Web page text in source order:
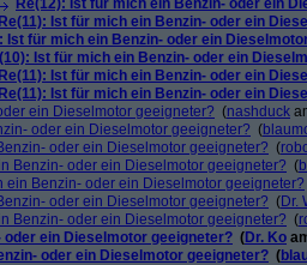
Re(12): Ist für mich ein Benzin- oder ein
Re(11): Ist für mich ein Benzin- oder ein
Ist für mich ein Benzin- oder ein
Ist für mich ein Benzin- oder ein
Re(11): Ist für mich ein Benzin- oder ein
Re(11): Ist für mich ein Benzin- oder ein
ein Dieselmotor geeigneter? (nashduck
oder ein Dieselmotor geeigneter? (
oder ein Dieselmotor geeigneter? (
Benzin- oder ein Dieselmotor geeigneter? (
ein Benzin- oder ein Dieselmotor geeigneter?
oder ein Dieselmotor geeigneter? (Dr.
Benzin- oder ein Dieselmotor geeigneter? (
oder ein Dieselmotor geeigneter? (Dr. Ko
oder ein Dieselmotor geeigneter? (